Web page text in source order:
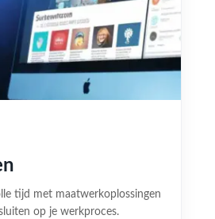
tijd met maatwerkoplossingen
op je werkproces.